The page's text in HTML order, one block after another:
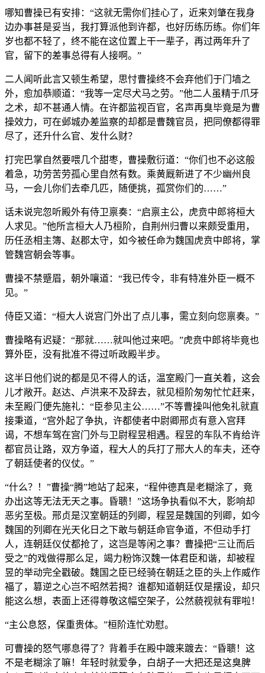
哪知曹操已有安排：“这就无需你们挂心了，近来刘肇在我身
边办事甚是妥当，我打算派他到许都，也好历练历练。你们年
岁也都不轻了，终不能在这位置上干一辈子，再过两年升了
官，留下的差事总得有人接啊。”
二人闻听此言又顿生希望，思忖曹操终不会弃他们于门墙之
外，愈加恭顺道：“我等一定尽犬马之劳。”他二人虽精于爪牙
之术，却不甚通人情。在许都监视百官，名声再臭毕竟是为曹
操效力，可在邺城办差监察的却都是曹魏官员，把同僚都得罪
尽了，还升什么官、发什么财？
打完巴掌自然要喂几个甜枣，曹操敷衍道：“你们也不必这般
着急，功劳苦劳孤心里自然有数。乘黄厩新进了不少幽州良
马，一会儿你们去牵几匹，随便挑，孤赏你们的……”
话未说完忽听殿外有侍卫禀奏：“启禀主公，虎贲中郎将桓大
人求见。”他所言桓大人乃桓阶，自荆州归曹以来颇受重用，
历任丞相主簿、赵郡太守，如今被任命为魏国虎贲中郎将，掌
管魏宫朝会等事。
曹操不禁蹙眉，朝外嚷道：“我已传令，非有特准外臣一概不
见。”
侍臣又道：“桓大人说宫门外出了点儿事，需立刻向您禀奏。”
曹操略有迟疑：“那就……就叫他过来吧。”虎贲中郎将毕竟也
算外臣，没有批准不得过听政殿半步。
这半日他们说的都是见不得人的话，温室殿门一直关着，这会
儿才敞开。赵达、卢洪来不及辞去，就见桓阶匆匆忙忙赶来，
未至殿门便先施礼：“臣参见主公……”不等曹操叫他免礼就直
接秉道，“宫外起了争执，许都使者中尉卿邢贞有意入宫拜
谒，不想车驾在宫门外与卫尉程昱相遇。程昱的车队不肯给许
都官员让路，双方争道，程大人的兵打了邢大人的车夫，还夺
了朝廷使者的仪仗。”
“什么？！”曹操“腾”地站了起来，“程仲德真是老糊涂了，竟
办出这等无法无天之事。昏聩！”这场争执看似不大，影响却
恶劣至极。邢贞是汉室朝廷的列卿，程昱是魏国的列卿，如今
魏国的列卿在光天化日之下敢与朝廷命官争道，不但动手打
人，连朝廷仪仗都抢了，这岂是等闲之事？曹操把“三让而后
受之”的戏做得那么足，竭力粉饰汉魏一体君臣和谐，却被程
昱的举动完全戳破。魏国之臣已经骑在朝廷之臣的头上作威作
福了，篡逆之心岂不昭然若揭？谁都知道朝廷仅是摆设，却只
能这么想，表面上还得尊敬这幅空架子，公然藐视就有罪啦！
“主公息怒，保重贵体。”桓阶连忙劝慰。
可曹操的怒气哪息得了？背着手在殿中踱来踱去：“昏聩！这
不是老糊涂了嘛！年轻时就爱争，白胡子一大把还是这臭脾